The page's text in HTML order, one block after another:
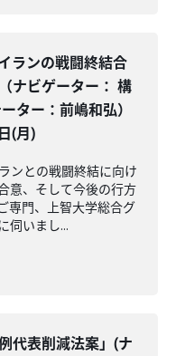
ランの戦闘終結合
ナビゲーター： 構
ター：前嶋和弘）
(月)
ンとの戦闘終結に向け
意、そして今後の行方
専門、上智大学総合グ
伺いまし...
代表削減法案」(ナ